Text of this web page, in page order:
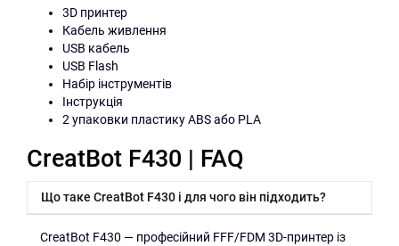
3D принтер
Кабель живлення
USB кабель
USB Flash
Набір інструментів
Інструкція
2 упаковки пластику ABS або PLA
CreatBot F430 | FAQ
Що таке CreatBot F430 і для чого він підходить?
CreatBot F430 — професійний FFF/FDM 3D-принтер із